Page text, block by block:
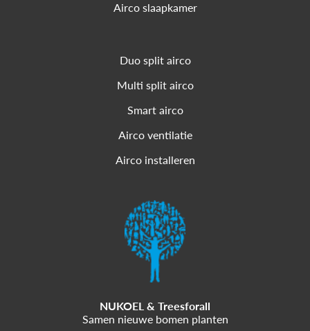
Airco slaapkamer
Duo split airco
Multi split airco
Smart airco
Airco ventilatie
Airco installeren
NUKOEL & Treesforall
Samen nieuwe bomen planten